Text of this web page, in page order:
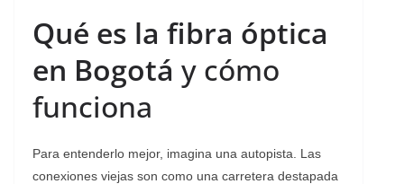
Qué es la fibra óptica
en Bogotá y cómo
funciona
Para entenderlo mejor, imagina una autopista. Las
conexiones viejas son como una carretera destapada